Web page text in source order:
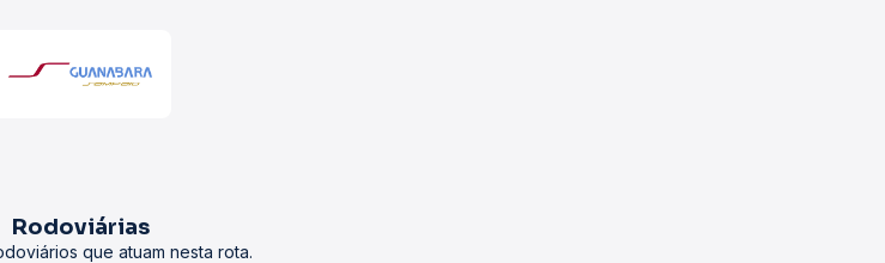
Rodoviárias
que atuam nesta rota.